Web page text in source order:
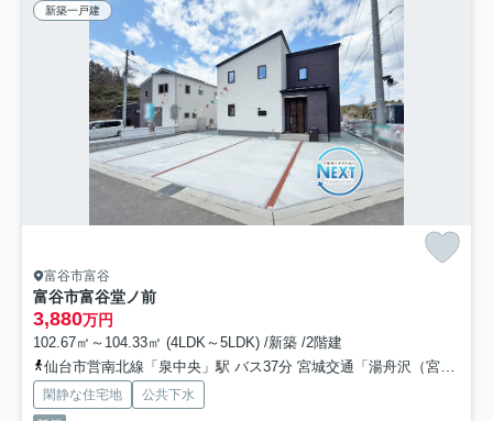
新築一戸建
富谷市富谷
富谷市富谷堂ノ前
3,880万円
102.67㎡～104.33㎡ (4LDK～5LDK) /新築 /2階建
仙台市営南北線「泉中央」駅 バス37分 宮城交通「湯舟沢（宮城県）」 停歩4分
閑静な住宅地
公共下水